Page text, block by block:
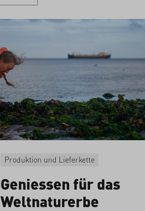
Produktion und Lieferkette
Geniessen für das
Weltnaturerbe